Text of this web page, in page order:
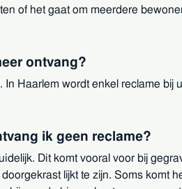
of het gaat om meerdere
ontvang?
Haarlem wordt enkel reclame
ik geen reclame?
Dit komt vooral voor bij
lijkt te zijn. Soms komt